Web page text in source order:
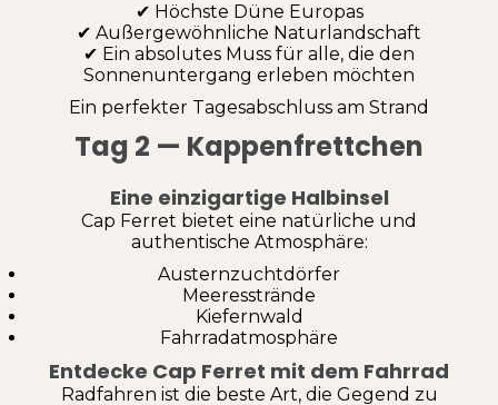
✔ Höchste Düne Europas
✔ Außergewöhnliche Naturlandschaft
✔ Ein absolutes Muss für alle, die den
Sonnenuntergang erleben möchten
Ein perfekter Tagesabschluss am Strand
Tag 2 — Kappenfrettchen
Eine einzigartige Halbinsel
Cap Ferret bietet eine natürliche und
authentische Atmosphäre:
Austernzuchtdörfer
Meeresstrände
Kiefernwald
Fahrradatmosphäre
Entdecke Cap Ferret mit dem Fahrrad
Radfahren ist die beste Art, die Gegend zu